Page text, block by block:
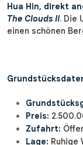
Hua Hin, direkt
The Clouds II. Die
einen schönen
Preis:
Zufahrt:
Lage: Ruhige